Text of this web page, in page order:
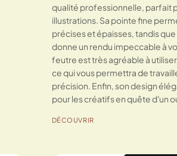
qualité professionnelle, parfait
illustrations. Sa pointe fine
précises et épaisses, tandis
donne un rendu impeccable à
feutre est très agréable à
ce qui vous permettra de
précision. Enfin, son design
pour les créatifs en quête d'un
DÉCOUVRIR